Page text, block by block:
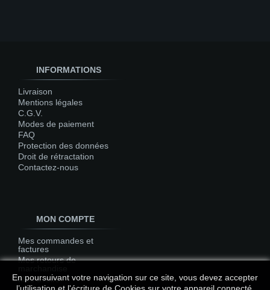
INFORMATIONS
Livraison
Mentions légales
C.G.V.
Modes de paiement
FAQ
Protection des données
Droit de rétractation
Contactez-nous
MON COMPTE
Mes commandes et
factures
Mes retours de
Mes avoirs
En poursuivant votre navigation sur ce site, vous devez accepter